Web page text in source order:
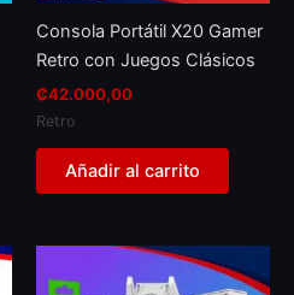
Consola Portátil X20 Gamer
Retro con Juegos Clásicos
₡42.000,00
Retro
Añadir al carrito